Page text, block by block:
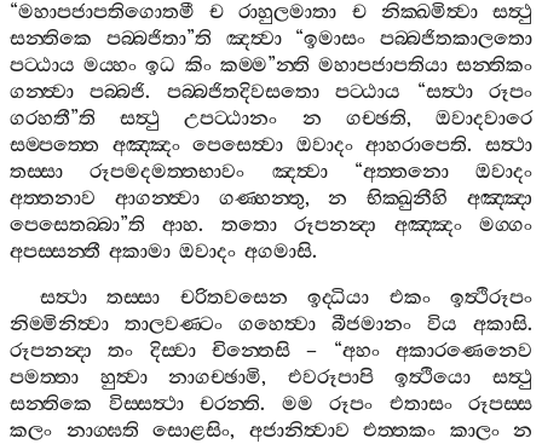
“මහාපජාපතිගොතමී ච රාහුලමාතා ච නික‍්ඛමිත්‍වා
සත්‍ථු
සන‍්තිකෙ
පබ‍්බජිතා”ති ඤත්‍වා“ඉමාසං
පබ‍්බජිතකාලතො
පට‍්ඨාය මය‍්හං ඉධ කිං කම‍්ම”න‍්ති මහාපජාපතියා සන‍්තිකං
ගන‍්ත්‍වා
පබ‍්බජි. පබ‍්බජිතදිවසතො පට‍්ඨාය “සත්‍ථා
රූපං
ගරහතී”ති සත්‍ථු උපට‍්ඨානං න ගච‍්ඡති,ඔවාදවාරෙ
සම‍්පත‍්තෙ
අඤ‍්ඤං පෙසෙත්‍වා ඔවාදං ආහරාපෙති.සත්‍ථා
තස‍්සා
රූපමදමත‍්තභාවං ඤත්‍වා“අත‍්තනො
ඔවාදං
අත‍්තනාව
ආගන‍්ත්‍වා ගණ‍්හන‍්තු,න භික‍්ඛුනීහි
අඤ‍්ඤා
පෙසෙතබ‍්බා”ති ආහ. තතො රූපනන්‍දා අඤ‍්ඤං
මග‍්ගං
අපස‍්සන‍්තී අකාමා ඔවාදං අගමාසි.
සත්‍ථා
තස‍්සා චරිතවසෙන ඉද‍්ධියා එකං
ඉත්‍ථිරූපං
නිම‍්මිනිත්‍වා
තාලවණ‍්ටං ගහෙත්‍වා බීජමානං විය අකාසි.
රූපනන්‍දා
තං දිස‍්වා චින‍්තෙසි – “අහං
අකාරණෙනෙව
පමත‍්තා
හුත්‍වා නාගච‍්ඡාමි, එවරූපාපි ඉත්‍ථියො
සත්‍ථු
සන‍්තිකෙ
විස‍්සත්‍ථා චරන‍්ති. මම රූපං එතාසං
රූපස‍්ස
කලං
නාග‍්ඝති සොළසිං, අජානිත්‍වාව එත‍්තකං කාලං
න